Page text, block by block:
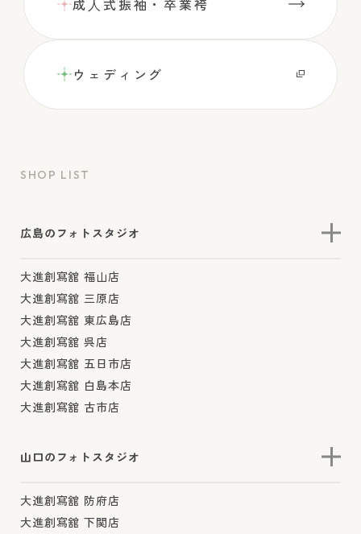
成⼈式振袖・卒業袴
ウェディング
SHOP LIST
広島のフォトスタジオ
大進創寫舘 福山店
大進創寫舘 三原店
大進創寫舘 東広島店
大進創寫舘 呉店
大進創寫舘 五日市店
大進創寫舘 白島本店
大進創寫舘 古市店
山口のフォトスタジオ
大進創寫舘 防府店
大進創寫舘 下関店